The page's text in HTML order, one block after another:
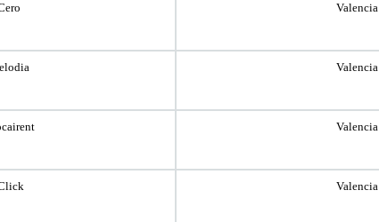
Valencia
Valencia
Valencia
Valencia